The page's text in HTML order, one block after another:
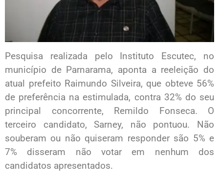
Pesquisa realizada pelo Instituto Escutec, no
município de Parnarama, aponta a reeleição do
atual prefeito Raimundo Silveira, que obteve 56%
de preferência na estimulada, contra 32% do seu
principal concorrente, Remildo Fonseca. O
terceiro candidato, Sarney, não pontuou. Não
souberam ou não quiseram responder são 5% e
7% disseram não votar em nenhum dos
candidatos apresentados.